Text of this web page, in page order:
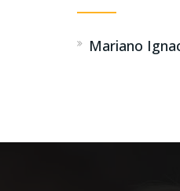
Mariano